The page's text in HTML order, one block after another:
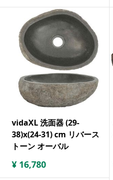
vidaXL 洗面器 (29-
38)x(24-31) cm リバース
トーン オーバル
¥ 16,780